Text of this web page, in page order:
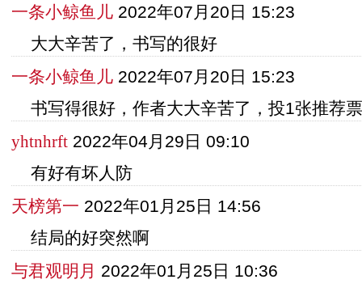
一条小鲸鱼儿 2022年07月20日 15:23
大大辛苦了，书写的很好
一条小鲸鱼儿 2022年07月20日 15:23
书写得很好，作者大大辛苦了，投1张推荐
yhtnhrft 2022年04月29日 09:10
有好有坏人防
天榜第一 2022年01月25日 14:56
结局的好突然啊
与君观明月 2022年01月25日 10:36